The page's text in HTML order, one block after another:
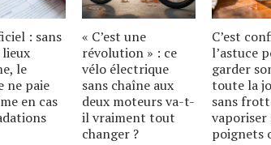
: sans
le
ne paie
en cas
« C’est une
révolution » : ce
vélo électrique
sans chaîne aux
deux moteurs va-t-
il vraiment tout
changer ?
C’est
l’astuce
garder
toute la
sans
vaporiser
poignets